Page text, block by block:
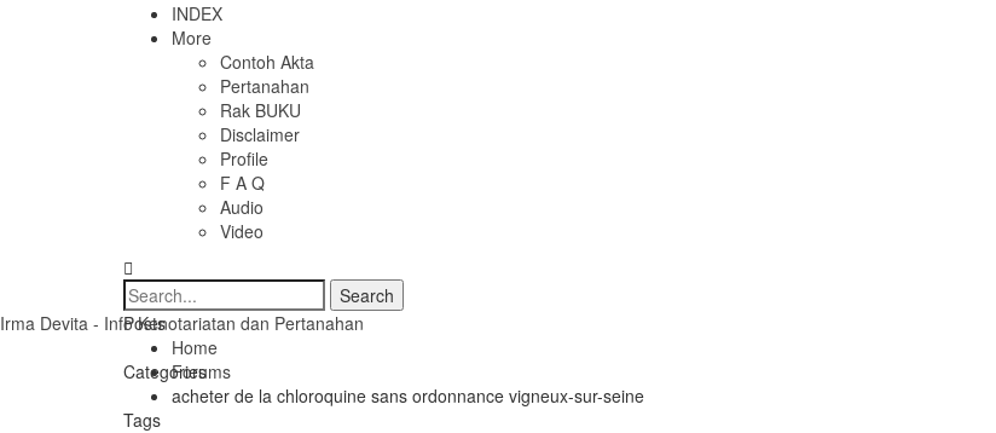
INDEX
More
Contoh Akta
Pertanahan
Rak BUKU
Disclaimer
Profile
F A Q
Audio
Video
Posts
Categories
Tags
Irma Devita - Info Kenotariatan dan Pertanahan
Home
Forums
acheter de la chloroquine sans ordonnance vigneux-sur-seine